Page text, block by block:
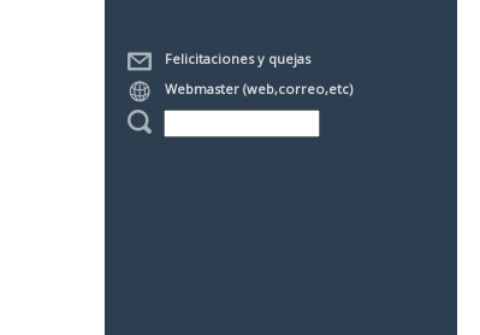
Felicitaciones y quejas
Webmaster (web,correo,etc)